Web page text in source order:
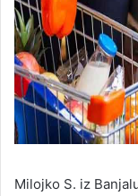
Milojko S. iz